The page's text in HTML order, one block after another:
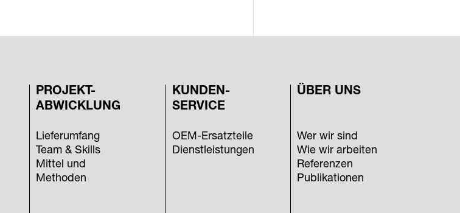
PROJEKT-
ABWICKLUNG
Lieferumfang
Team & Skills
Mittel und
Methoden
KUNDEN-
SERVICE
OEM-Ersatzteile
Dienstleistungen
ÜBER UNS
Wer wir sind
Wie wir arbeiten
Referenzen
Publikationen